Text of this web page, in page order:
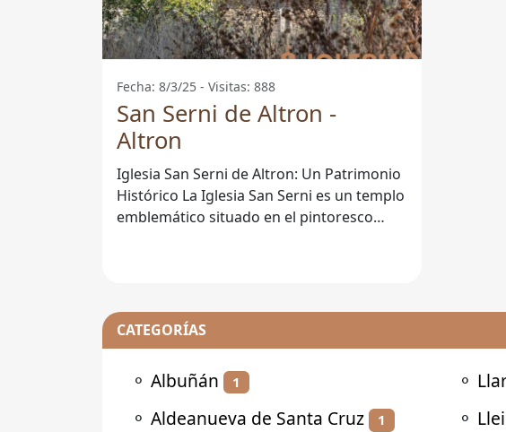
Fecha: 8/3/25 - Visitas: 888
San Serni de Altron -
Altron
Iglesia San Serni de Altron: Un Patrimonio
Histórico La Iglesia San Serni es un templo
emblemático situado en el pintoresco
CATEGORÍAS
⚬ Albuñán 1
⚬ Aldeanueva de Santa Cruz 1
⚬
⚬